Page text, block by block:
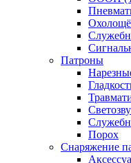
Патроны
Порох
Снаряжение